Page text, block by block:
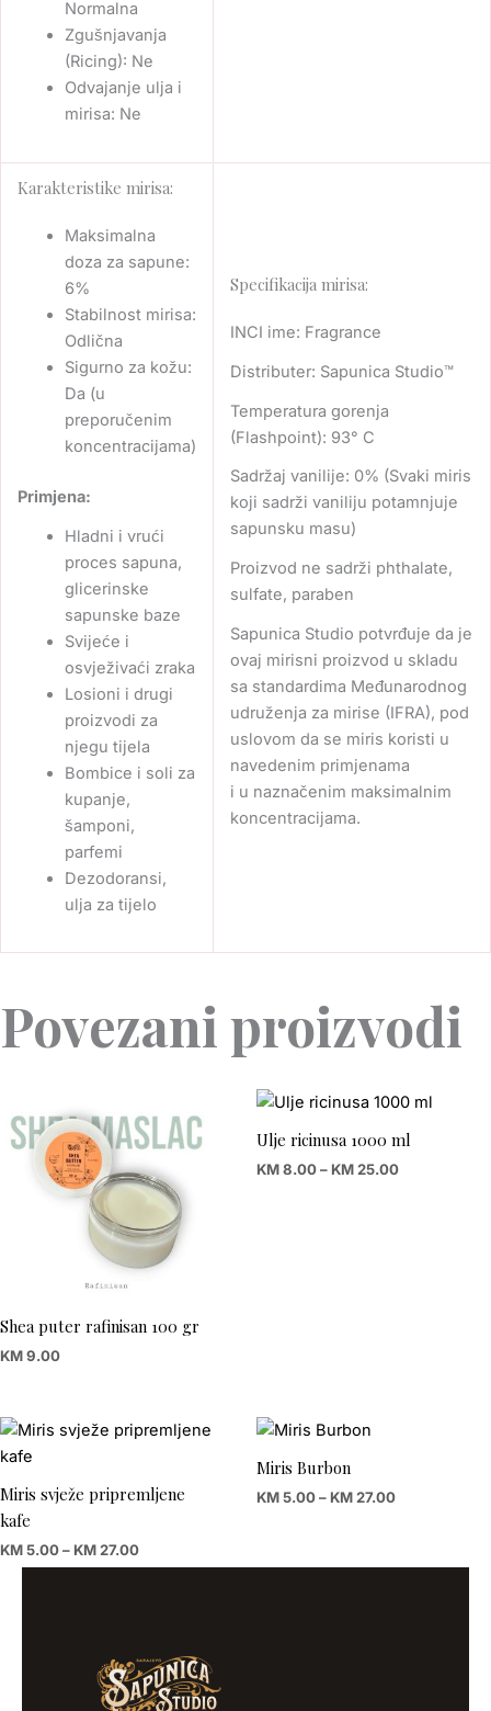
Normalna
Zgušnjavanja
(Ricing): Ne
Odvajanje ulja i
mirisa: Ne
Karakteristike mirisa:
Maksimalna
doza za sapune:
6%
Stabilnost mirisa:
Odlična
Sigurno za kožu:
Da (u
preporučenim
koncentracijama)
Primjena:
Hladni i vrući
proces sapuna,
glicerinske
sapunske baze
Svijeće i
osvježivaći zraka
Losioni i drugi
proizvodi za
njegu tijela
Bombice i soli za
kupanje,
šamponi,
parfemi
Dezodoransi,
ulja za tijelo
Specifikacija mirisa:
INCI ime: Fragrance
Distributer: Sapunica Studio™
Temperatura gorenja
(Flashpoint): 93° C
Sadržaj vanilije: 0% (Svaki miris
koji sadrži vaniliju potamnjuje
sapunsku masu)
Proizvod ne sadrži phthalate,
sulfate, paraben
Sapunica Studio potvrđuje da je
ovaj mirisni proizvod u skladu
sa standardima Međunarodnog
udruženja za mirise (IFRA), pod
uslovom da se miris koristi u
navedenim primjenama
i u naznačenim maksimalnim
koncentracijama.
Povezani proizvodi
Shea puter rafinisan 100 gr
KM9.00
Ulje ricinusa 1000 ml
KM8.00– KM25.00
Price
KM 8.00
KM 25.00
Miris svježe pripremljene
kafe
KM5.00– KM27.00
Price
range:
KM 27.00
Miris Burbon
KM5.00– KM27.00KM 27.00